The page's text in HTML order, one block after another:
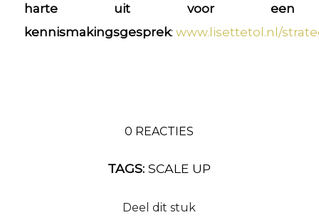
harte uit voor een
kennismakingsgesprek: www.lisettetol.nl/
0 REACTIES
TAGS: SCALE UP
Deel dit stuk